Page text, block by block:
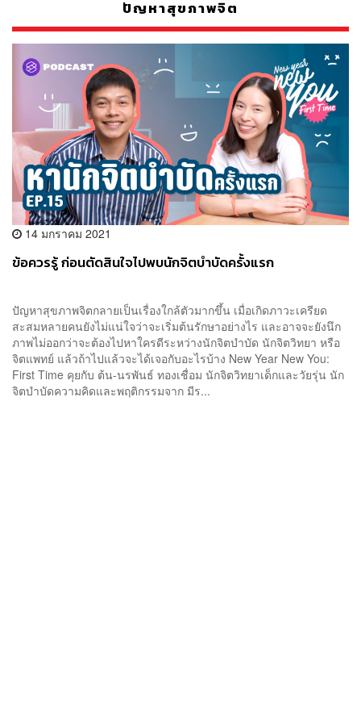
ปัญหาสุขภาพจิต
14 มกราคม 2021
ข้อควรรู้ ก่อนตัดสินใจไปพบนักจิตบำบัดครั้งแรก
ปัญหาสุขภาพจิตกลายเป็นเรื่องใกล้ตัวมากขึ้น เมื่อเกิดภาวะเครียด
สะสมหลายคนยังไม่แน่ใจว่าจะเริ่มต้นรักษาอย่างไร และอาจจะยังนึก
ภาพไม่ออกว่าจะต้องไปหาใครดีระหว่างนักจิตบำบัด นักจิตวิทยา หรือ
จิตแพทย์ แล้วถ้าไปแล้วจะได้เจอกับอะไรบ้าง New Year New You:
First Time คุยกับ ต้น-นรพันธ์ ทองเชื่อม นักจิตวิทยาเด็กและวัยรุ่น นัก
จิตบำบัดความคิดและพฤติกรรมจาก มีร...